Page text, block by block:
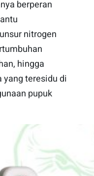
berperan
nitrogen
hingga
teresidu di
pupuk